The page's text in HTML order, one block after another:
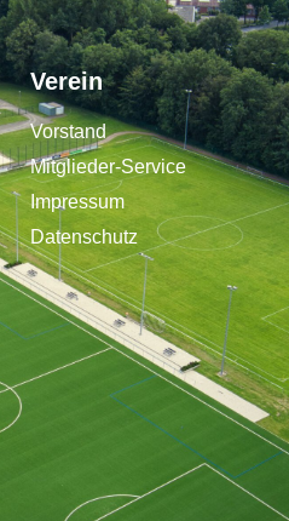
Verein
Vorstand
Mitglieder-Service
Impressum
Datenschutz